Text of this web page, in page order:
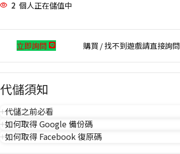
2 個人正在儲值中
立即詢問 購買 / 找不到遊戲請直接詢問
代儲須知
代儲之前必看
如何取得 Google 備份碼
如何取得 Facebook 復原碼